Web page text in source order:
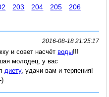
203 204 205
206
2016-08-18 21:25:17
и совет насчётводы!!!
молодец, у вас
диету, удачи вам и терпения!
)